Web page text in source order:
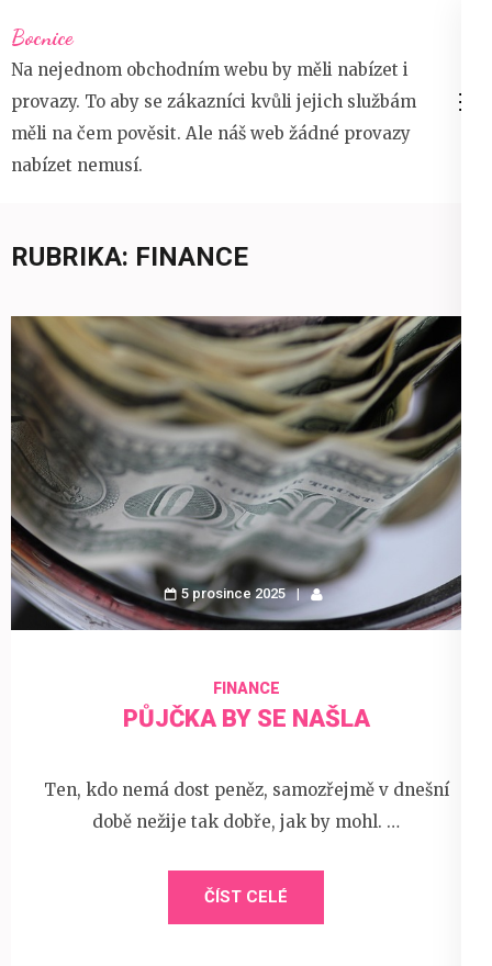
na
obsah
(stiskněte
Enter)
Bocnice
Na nejednom obchodním webu by měli nabízet i
provazy. To aby se zákazníci kvůli jejich službám
měli na čem pověsit. Ale náš web žádné provazy
nabízet nemusí.
RUBRIKA: FINANCE
5 prosince 2025
FINANCE
PŮJČKA BY SE NAŠLA
Ten, kdo nemá dost peněz, samozřejmě v dnešní
době nežije tak dobře, jak by mohl. …
ČÍST CELÉ